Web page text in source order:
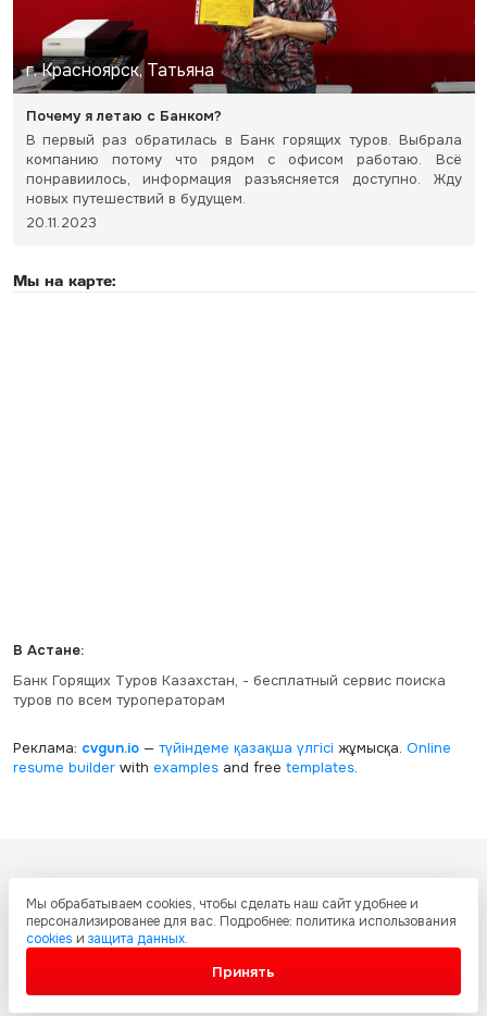
г. Красноярск, Татьяна
Почему я летаю с Банком?
В первый раз обратилась в Банк горящих туров. Выбрала
компанию потому что рядом с офисом работаю. Всё
понравиилось, информация разъясняется доступно. Жду
новых путешествий в будущем.
20.11.2023
Мы на карте:
В Астане:
Банк Горящих Туров Казахстан, - бесплатный сервис поиска
туров по всем туроператорам
Реклама: cvgun.io— түйіндеме қазақша үлгісі жұмысқа. Online
resume builderwith examplesand free templates.
графическое содержание, структуру и оформление страниц защищены
международными соглашениями и законодательством Республики
Казахстан об охране авторских прав и интеллектуальной собственности.
Любое копирование и распространение материалов сайта без
Мы обрабатываем cookies, чтобы сделать наш сайт удобнее и
персонализированее для вас. Подробнее: политика использования
cookies и защита данных.
Принять